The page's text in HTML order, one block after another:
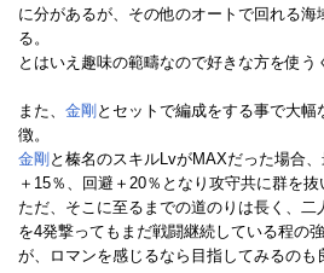
に分があるが、その他のオートで回れる
る。
とはいえ趣味の範疇なので好きな方を使う
また、 金剛とセットで編成をする事で大
徴。
金剛と榛名のスキルLvがMAXだった場合
＋15％、回避＋20％となり攻守共に群を抜
ただ、そこに至るまでの道のりは長く、
を4発撃ってもまだ戦闘継続している程の
が、ロマンを感じるなら目指してみるのも